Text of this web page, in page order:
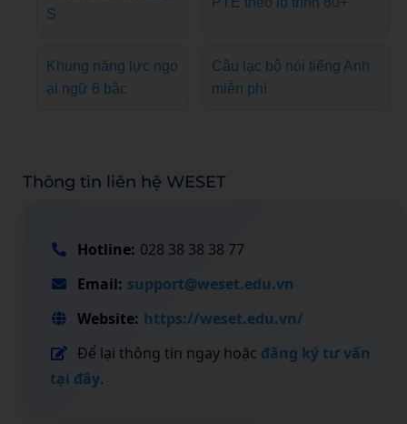
S
Khung năng lực ngo
ại ngữ 6 bậc
Câu lạc bộ nói tiếng Anh
miễn phí
Thông tin liên hệ WESET
Hotline: 028 38 38 38 77
Email: support@weset.edu.vn
Website: https://weset.edu.vn/
Để lại thông tin ngay hoặc đăng ký tư vấn
tại đây.